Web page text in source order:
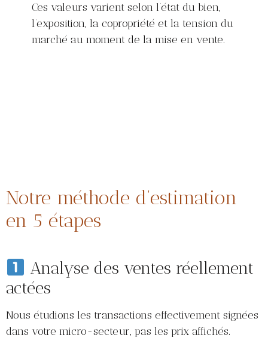
Ces valeurs varient selon l’état du bien,
l’exposition, la copropriété et la tension du
marché au moment de la mise en vente.
Notre méthode d’estimation
en 5 étapes
Analyse des ventes réellement
actées
Nous étudions les transactions effectivement signées
dans votre micro-secteur, pas les prix affichés.